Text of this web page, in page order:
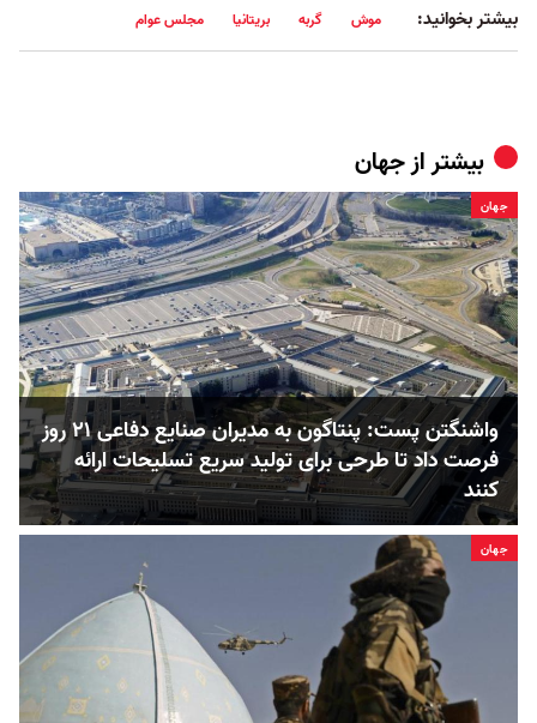
بیشتر بخوانید: موش گربه بریتانیا مجلس عوام
بیشتر ازجهان
جهان
واشنگتن پست: پنتاگون به مدیران صنایع دفاعی ۲۱ روز
فرصت داد تا طرحی برای تولید سریع تسلیحات ارائه
کنند
جهان